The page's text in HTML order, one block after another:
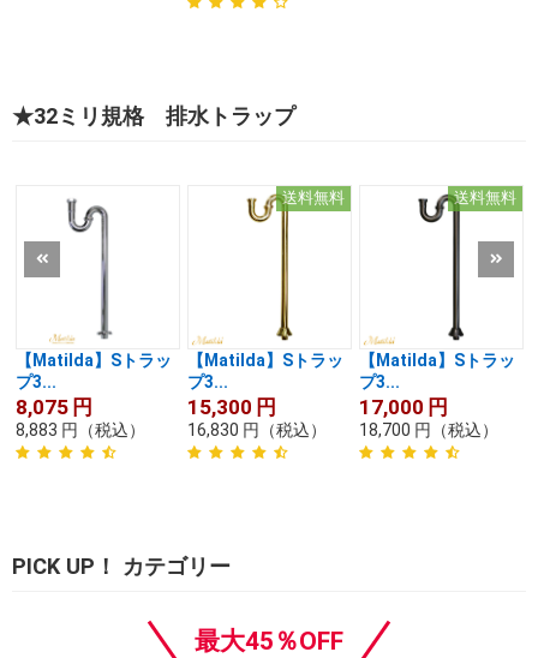
★32ミリ規格 排水トラップ
【Matilda】Sトラッ
プ3...
8,075 円
8,883 円 （税込）
送料無料
【Matilda】Sトラッ
プ3...
15,300 円
16,830 円 （税込）
送料無料
【Matilda】Sトラッ
プ3...
17,000 円
18,700 円 （税込）
PICK UP！ カテゴリー
最大45％OFF